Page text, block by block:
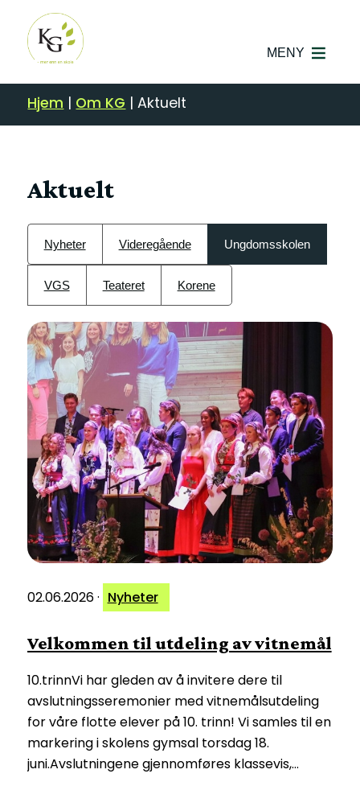
MENY
Hjem | Om KG |Aktuelt
Aktuelt
Nyheter Videregående Ungdomsskolen
VGS Teateret Korene
02.06.2026· Nyheter
Velkommen til utdeling av vitnemål
10.trinnVi har gleden av å invitere dere til
avslutningsseremonier med vitnemålsutdeling
for våre flotte elever på 10. trinn! Vi samles til en
markering i skolens gymsal torsdag 18.
juni.Avslutningene gjennomføres klassevis,…